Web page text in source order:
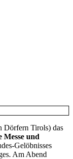
Dörfern Tirols) das
Messe und
Gelöbnisses
Am Abend